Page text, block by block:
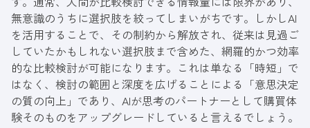
無意識のうちに選択肢を絞ってしまいがちです。しかしAI
を活用することで、その制約から解放され、従来は見過ご
していたかもしれない選択肢まで含めた、網羅的かつ効率
的な比較検討が可能になります。これは単なる「時短」で
はなく、検討の範囲と深度を広げることによる「意思決定
の質の向上」であり、AIが思考のパートナーとして購買体
験そのものをアップグレードしていると言えるでしょう。